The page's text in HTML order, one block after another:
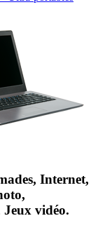
Internet,
Jeux vidéo.